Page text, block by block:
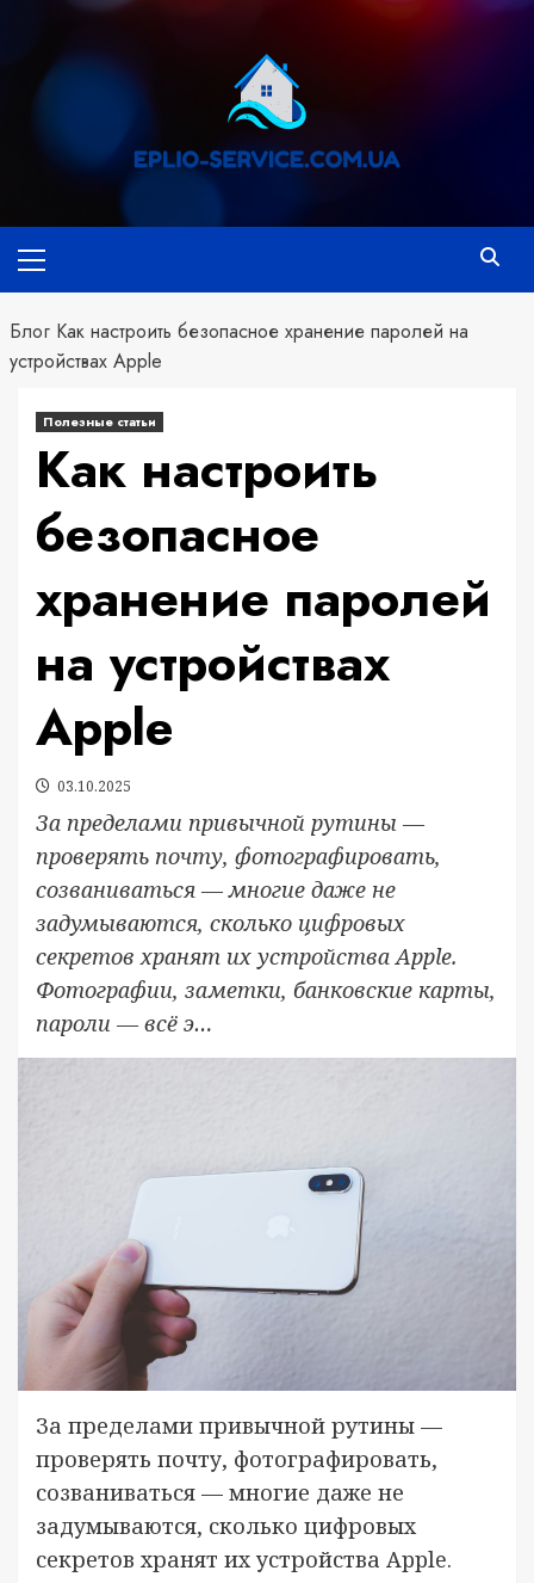
Перейти
содержимому
меню
Блог Как настроить безопасное хранение паролей на
устройствах Apple
Полезные статьи
Как настроить
безопасное
хранение паролей
на устройствах
Apple
03.10.2025
За пределами привычной рутины —
проверять почту, фотографировать,
созваниваться — многие даже не
задумываются, сколько цифровых
секретов хранят их устройства Apple.
Фотографии, заметки, банковские карты,
пароли — всё э…
За пределами привычной рутины —
проверять почту, фотографировать,
созваниваться — многие даже не
задумываются, сколько цифровых
секретов хранят их устройства Apple.